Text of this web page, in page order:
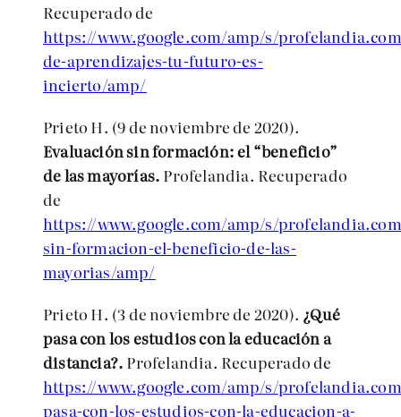
Recuperado de
https://www.google.com/amp/s/
de-aprendizajes-tu-futuro-es-
incierto/amp/
Prieto H. (9 de noviembre de 2020).
Evaluación sin formación: el “beneficio”
de las mayorías. Profelandia. Recuperado
de
https://www.google.com/amp/s/
sin-formacion-el-beneficio-de-las-
mayorias/amp/
Prieto H. (3 de noviembre de 2020). ¿Qué
pasa con los estudios con la educación a
distancia?. Profelandia. Recuperado de
https://www.google.com/amp/s/
pasa-con-los-estudios-con-la-educacion-a-